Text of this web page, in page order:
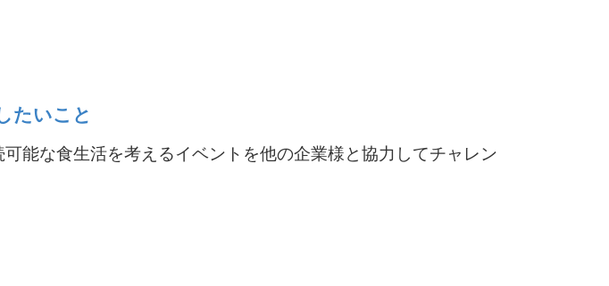
たいこと
能な食生活を考えるイベントを他の企業様と協力してチャレン